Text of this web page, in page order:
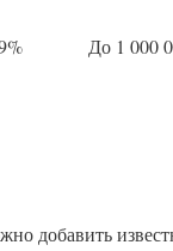
До 1 000
добавить